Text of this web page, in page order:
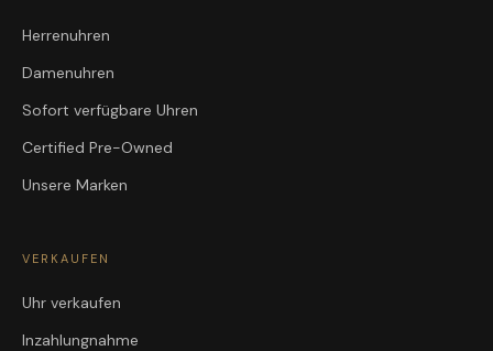
Herrenuhren
Damenuhren
Sofort verfügbare Uhren
Certified Pre-Owned
Unsere Marken
VERKAUFEN
Uhr verkaufen
Inzahlungnahme